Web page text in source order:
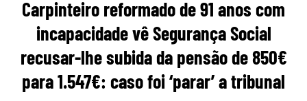
Carpinteiro reformado de 91 anos com
incapacidade vê Segurança Social
recusar-lhe subida da pensão de 850€
para 1.547€: caso foi ‘parar’ a tribunal